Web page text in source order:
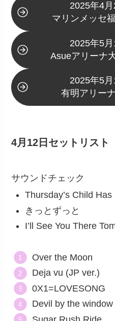
2025年4
マリンメッセ
2025年5
Asueアリーナ
2025年5
有明アリー
4月12日セットリスト
サウンドチェック
Thursday’s Child Has
きっとずっと
I’ll See You There
Over the Moon
Deja vu (JP ver.)
0X1=LOVESONG
Devil by the window